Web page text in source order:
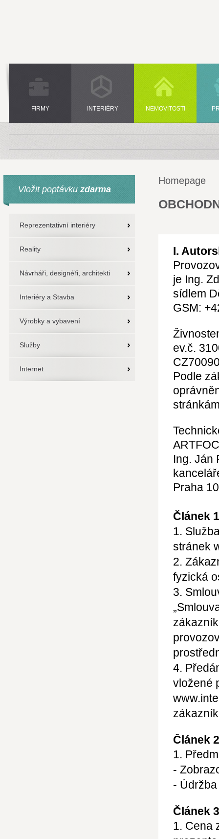
FIRMY INTERIÉRY NEMOVITOSTI
Vložit poptávku zdarma
Reprezentativní interiéry
Reality
Návrháři, designéři, architekti
Interiéry a Stavba
Výrobky a vybavení
Služby
Internet
Homepage
I.
je Ing.
sídlem
GSM:
ev.č.
Podle
Ing. Ján
Praha
Článek
1.
stránek
2.
fyzická
3.
4.
vložené
Článek
1.
-
-
Článek
1. Cena